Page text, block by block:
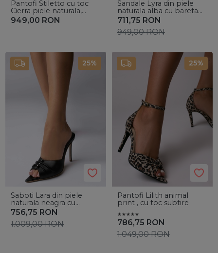
Pantofi Stiletto cu toc
Cierra piele naturala,
negre
949,00 RON
Sandale Lyra din piele
naturala alba cu bareta
holografica
711,75 RON
949,00RON
25%
Saboti Lara din piele
naturala neagra cu
accesoriu argintiu
756,75 RON
1.009,00RON
25%
Pantofi Lilith animal
print , cu toc subtire
786,75 RON
1.049,00RON